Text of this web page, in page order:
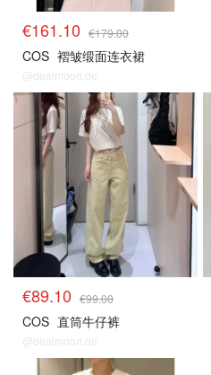
€161.10 €179.00
COS 褶皱缎面连衣裙
@dealmoon.de
€89.10 €99.00
COS 直筒牛仔裤
@dealmoon.de